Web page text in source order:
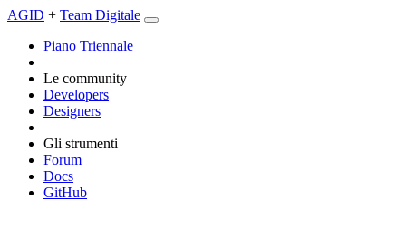
AGID + Team Digitale
Piano Triennale
Le community
Developers
Designers
Gli strumenti
Forum
Docs
GitHub